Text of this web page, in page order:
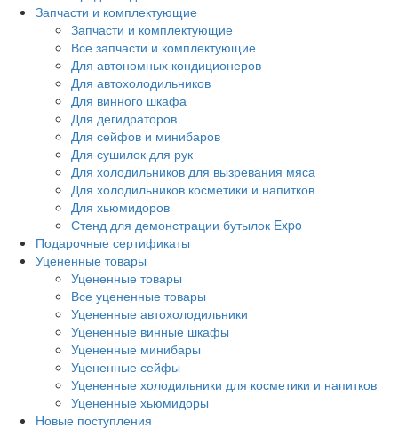
Запчасти и комплектующие
Запчасти и комплектующие
Все запчасти и комплектующие
Для автономных кондиционеров
Для автохолодильников
Для винного шкафа
Для дегидраторов
Для сейфов и минибаров
Для сушилок для рук
Для холодильников для вызревания мяса
Для холодильников косметики и напитков
Для хьюмидоров
Стенд для демонстрации бутылок Expo
Подарочные сертификаты
Уцененные товары
Уцененные товары
Все уцененные товары
Уцененные автохолодильники
Уцененные винные шкафы
Уцененные минибары
Уцененные сейфы
Уцененные холодильники для косметики и напитков
Уцененные хьюмидоры
Новые поступления